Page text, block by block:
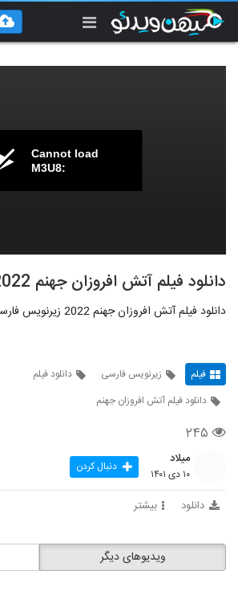
Cannot load
M3U8:
دانلود فیلم آتش افروزان جهنم 2022
دانلود فیلم آتش افروزان جهنم 2022 زیرنویس فارسی
فیلم زیرنویس فارسی
دانلود فیلم
دانلود فیلم آتش افروزان جهنم
۲۴۵
میلاد
۱۰ دی ۱۴۰۱ دنبال کردن
دانلود بیشتر
ویدیوهای دیگر